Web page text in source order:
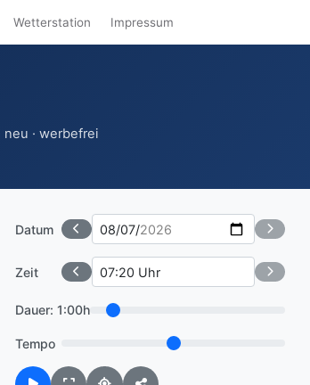
Wetterstation Impressum
neu · werbefrei
Datum
Zeit
Dauer: 1:00h
Tempo